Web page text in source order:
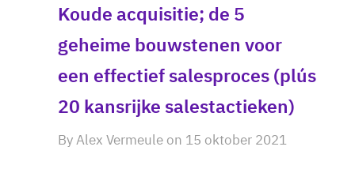
Koude acquisitie; de 5
geheime bouwstenen voor
een effectief salesproces (plús
20 kansrijke salestactieken)
ByAlex Vermeule on 15 oktober 2021